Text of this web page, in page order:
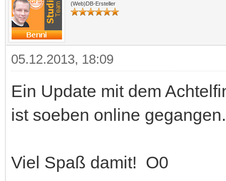
(Web)DB-Ersteller
05.12.2013, 18:09
Ein Update mit dem
ist soeben online gegangen.
Viel Spaß damit! O0